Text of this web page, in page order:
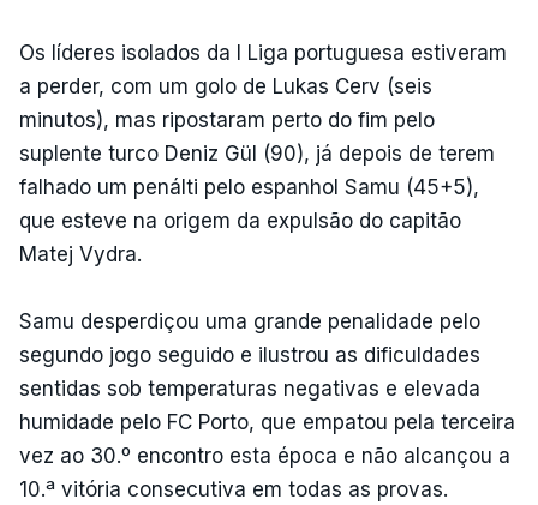
Os líderes isolados da I Liga portuguesa estiveram
a perder, com um golo de Lukas Cerv (seis
minutos), mas ripostaram perto do fim pelo
suplente turco Deniz Gül (90), já depois de terem
falhado um penálti pelo espanhol Samu (45+5),
que esteve na origem da expulsão do capitão
Matej Vydra.
Samu desperdiçou uma grande penalidade pelo
segundo jogo seguido e ilustrou as dificuldades
sentidas sob temperaturas negativas e elevada
humidade pelo FC Porto, que empatou pela terceira
vez ao 30.º encontro esta época e não alcançou a
10.ª vitória consecutiva em todas as provas.